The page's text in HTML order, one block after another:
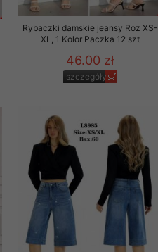
Rybaczki damskie jeansy Roz XS-
XL, 1 Kolor Paczka 12 szt
46.00 zł
szczegóły